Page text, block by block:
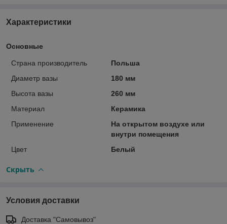
Характеристики
Основные
Страна производитель
Польша
Диаметр вазы
180 мм
Высота вазы
260 мм
Материал
Керамика
Применение
На открытом воздухе или
внутри помещения
Цвет
Белый
Скрыть
Условия доставки
Доставка "Самовывоз"